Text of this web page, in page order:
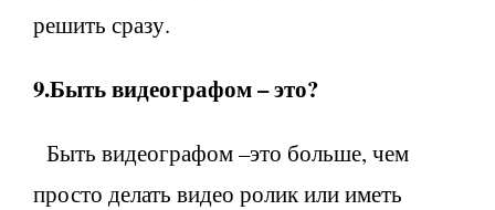
решить сразу.
9.Быть видеографом – это?
Быть видеографом –это больше, чем
просто делать видео ролик или иметь